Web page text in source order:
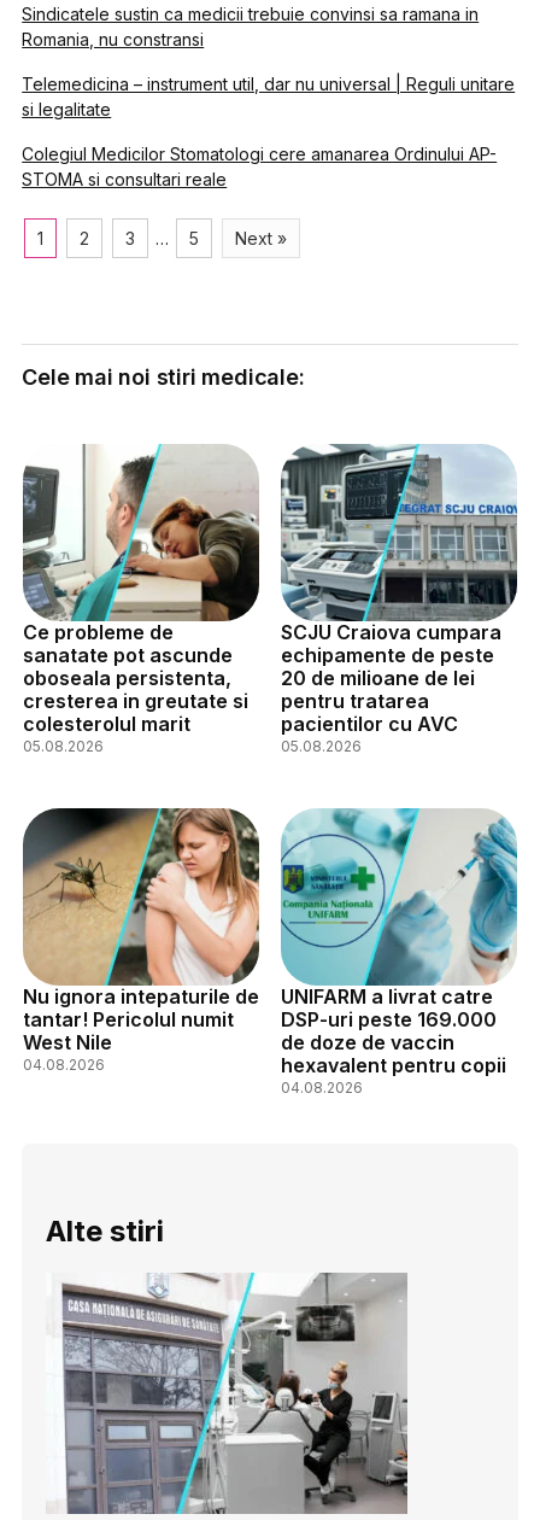
Sindicatele sustin ca medicii trebuie convinsi sa ramana in
Romania, nu constransi
Telemedicina – instrument util, dar nu universal | Reguli unitare
si legalitate
Colegiul Medicilor Stomatologi cere amanarea Ordinului AP-
STOMA si consultari reale
1 2 3 … 5 Next »
Cele mai noi stiri medicale:
Ce probleme de
sanatate pot ascunde
oboseala persistenta,
cresterea in greutate si
colesterolul marit
05.08.2026
SCJU Craiova cumpara
echipamente de peste
20 de milioane de lei
pentru tratarea
pacientilor cu AVC
05.08.2026
Nu ignora intepaturile de
tantar! Pericolul numit
West Nile
04.08.2026
UNIFARM a livrat catre
DSP-uri peste 169.000
de doze de vaccin
hexavalent pentru copii
04.08.2026
Alte stiri